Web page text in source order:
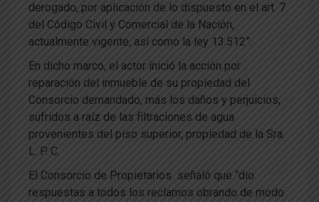
derogado, por aplicación de lo dispuesto en el art. 7
del Código Civil y Comercial de la Nación,
actualmente vigente, así como la ley 13.512”.
En dicho marco, el actor inició la acción por
reparación del inmueble de su propiedad del
Consorcio demandado, más los daños y perjuicios,
sufridos a raíz de las filtraciones de agua
provenientes del piso superior, propiedad de la Sra.
L. P. C.
El Consorcio de Propietarios señaló que “dio
respuestas a todos los reclamos obrando de modo